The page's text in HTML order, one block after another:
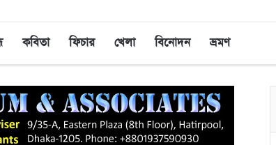
কবিতা ফিচার খেলা বিনোদন ভ্রমণ